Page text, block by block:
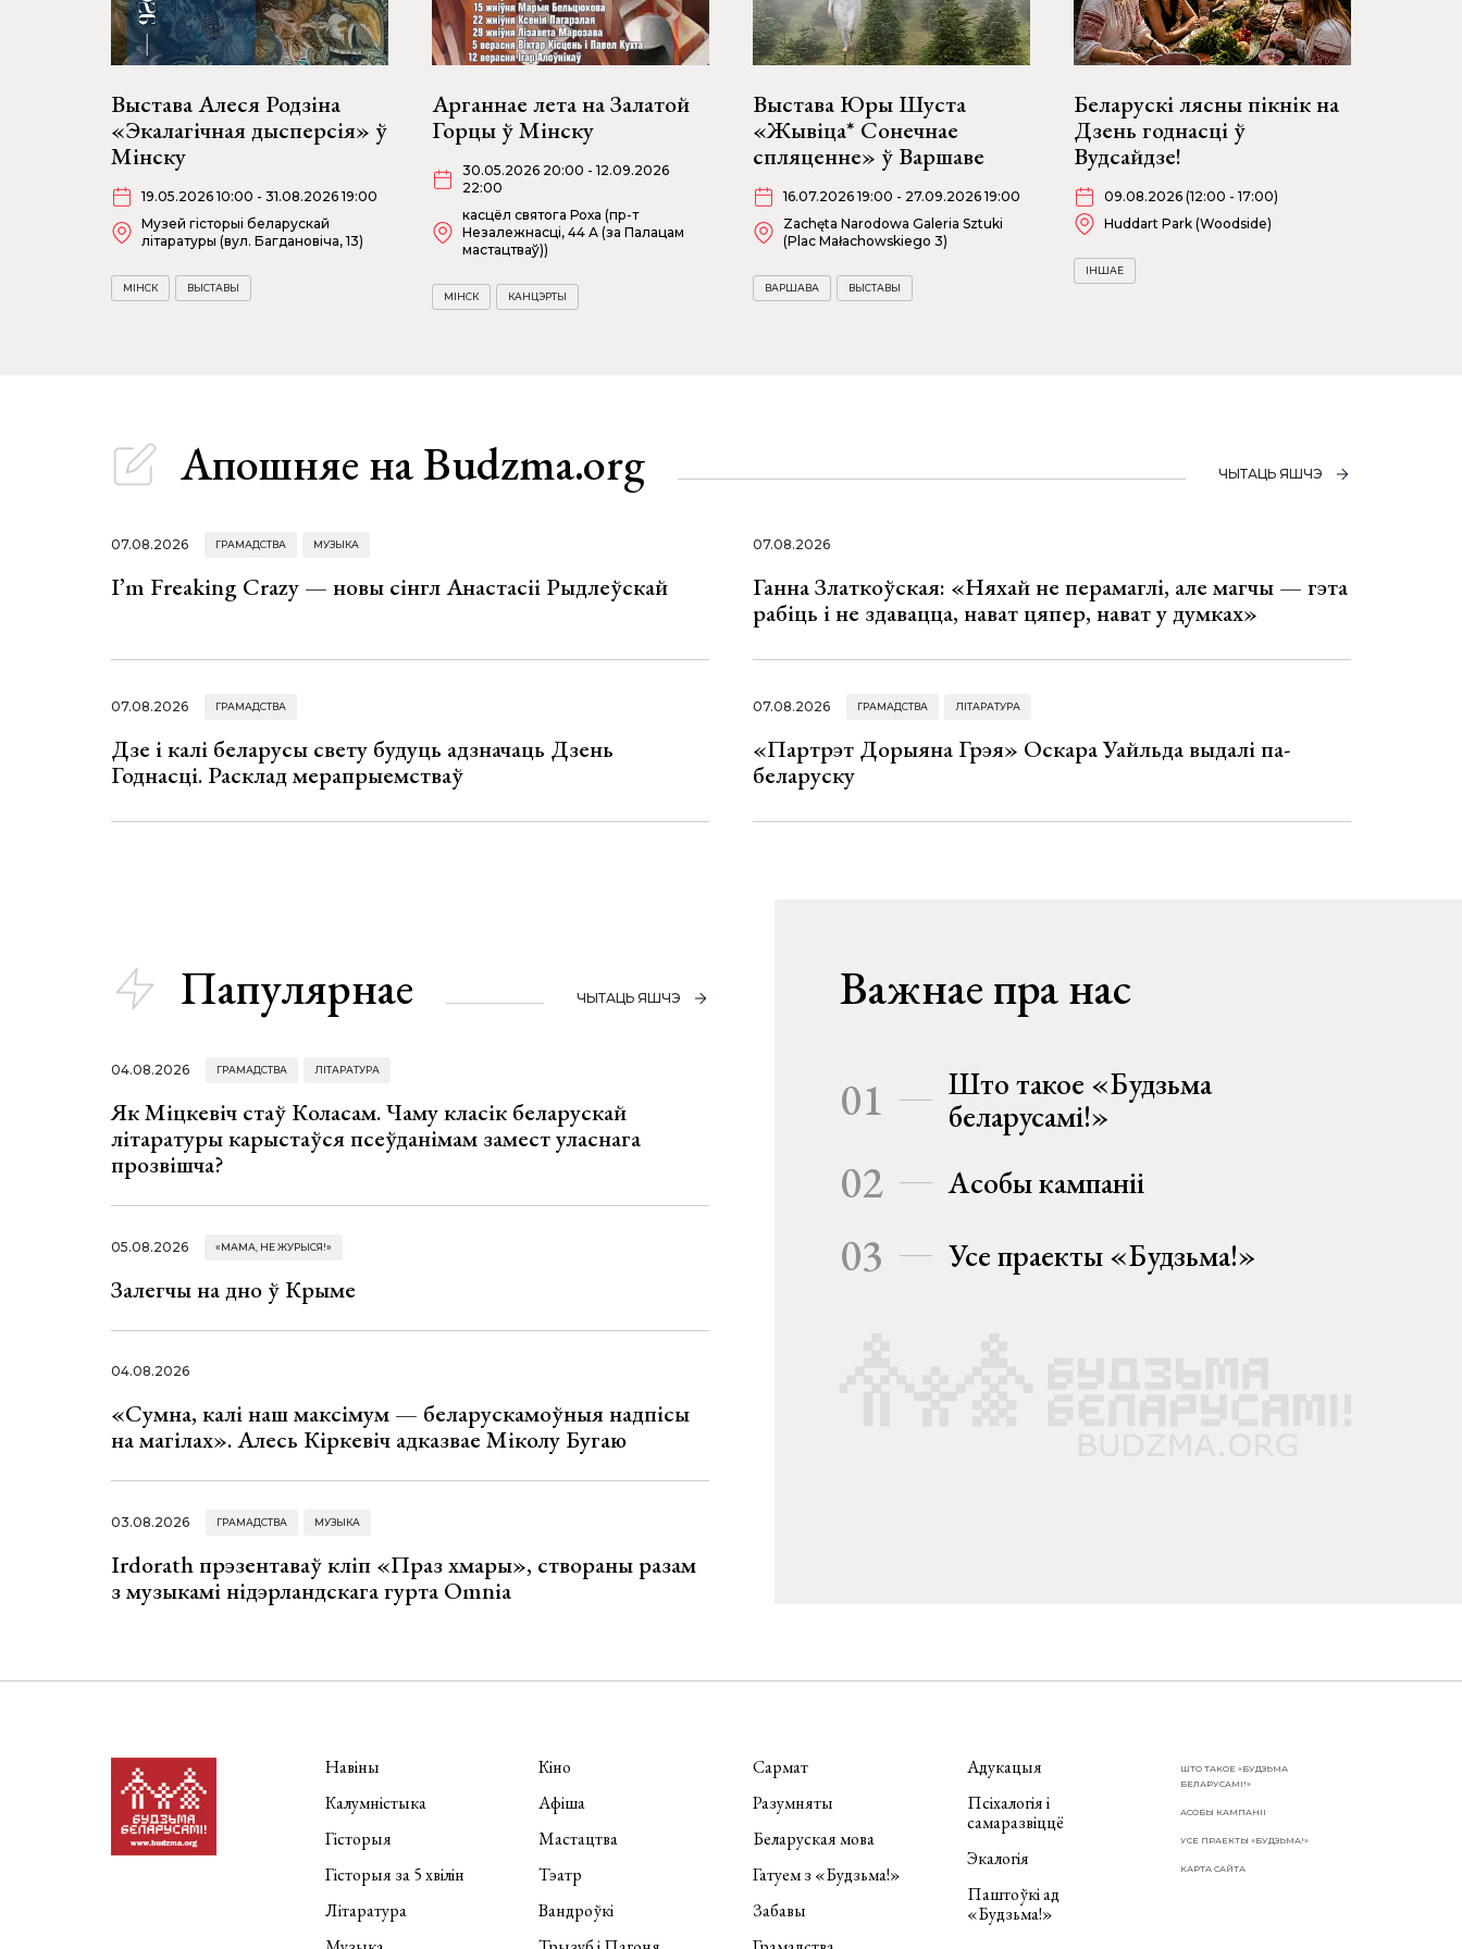
Выстава Алеся Родзіна
«Экалагічная дысперсія» ў
Мінску
19.05.2026 10:00 - 31.08.2026 19:00
Музей гісторыі беларускай
літаратуры (вул. Багдановіча, 13)
МІНСК ВЫСТАВЫ
Арганнае лета на Залатой
Горцы ў Мінску
30.05.2026 20:00 - 12.09.2026
22:00
касцёл святога Роха (пр-т
Незалежнасці, 44 А (за Палацам
мастацтваў))
МІНСК КАНЦЭРТЫ
Выстава Юры Шуста
«Жывіца* Сонечнае
спляценне» ў Варшаве
16.07.2026 19:00 - 27.09.2026 19:00
Zachęta Narodowa Galeria Sztuki
(Plac Małachowskiego 3)
ВАРШАВА ВЫСТАВЫ
Беларускі лясны пікнік на
Дзень годнасці ў
Вудсайдзе!
09.08.2026 (12:00 - 17:00)
Huddart Park (Woodside)
ІНШАЕ
Апошняе на Budzma.org ЧЫТАЦЬ ЯШЧЭ
07.08.2026 ГРАМАДСТВА МУЗЫКА
I’m Freaking Crazy — новы сінгл Анастасіі Рыдлеўскай
07.08.2026
Ганна Златкоўская: «Няхай не перамаглі, але магчы — гэта
рабіць і не здавацца, нават цяпер, нават у думках»
07.08.2026 ГРАМАДСТВА
Дзе і калі беларусы свету будуць адзначаць Дзень
Годнасці. Расклад мерапрыемстваў
07.08.2026 ГРАМАДСТВА ЛІТАРАТУРА
«Партрэт Дорыяна Грэя» Оскара Уайльда выдалі па-
беларуску
Папулярнае ЧЫТАЦЬ ЯШЧЭ
04.08.2026 ГРАМАДСТВА ЛІТАРАТУРА
Як Міцкевіч стаў Коласам. Чаму класік беларускай
літаратуры карыстаўся псеўданімам замест уласнага
прозвішча?
05.08.2026 «МАМА, НЕ ЖУРЫСЯ!»
Залегчы на дно ў Крыме
04.08.2026
«Сумна, калі наш максімум — беларускамоўныя надпісы
на магілах». Алесь Кіркевіч адказвае Міколу Бугаю
03.08.2026 ГРАМАДСТВА МУЗЫКА
Irdorath прэзентаваў кліп «Праз хмары», створаны разам
з музыкамі нідэрландскага гурта Omnia
Важнае пра нас
01
Што такое «Будзьма
беларусамі!»
02 Асобы кампаніі
03 Усе праекты «Будзьма!»
Навіны
Калумністыка
Гісторыя
Гісторыя за 5 хвілін
Літаратура
Кіно
Афіша
Мастацтва
Тэатр
Вандроўкі
Сармат
Разумняты
Беларуская мова
Гатуем з «Будзьма!»
Забавы
Адукацыя
Псіхалогія і
самаразвіццё
Экалогія
Паштоўкі ад
«Будзьма!»
ШТО ТАКОЕ «БУДЗЬМА
БЕЛАРУСАМІ!»
АСОБЫ КАМПАНІІ
УСЕ ПРАЕКТЫ «БУДЗЬМА!»
КАРТА САЙТА